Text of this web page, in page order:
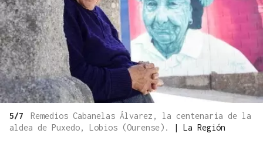
5/7
Remedios Cabanelas Álvarez, la centenaria de la
aldea de Puxedo, Lobios (Ourense).
| La Región